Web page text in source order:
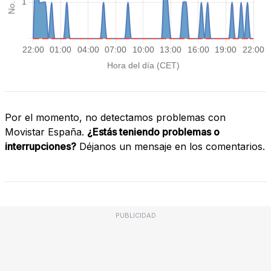
Por el momento, no detectamos problemas con
Movistar España. ¿Estás teniendo problemas o
interrupciones? Déjanos un mensaje en los comentarios.
PUBLICIDAD